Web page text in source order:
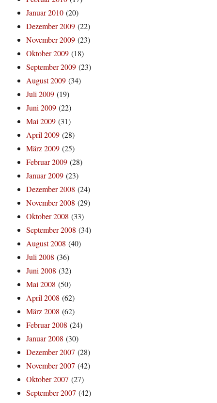
Januar 2010 (20)
Dezember 2009 (22)
November 2009 (23)
Oktober 2009 (18)
September 2009 (23)
August 2009 (34)
Juli 2009 (19)
Juni 2009 (22)
Mai 2009 (31)
April 2009 (28)
März 2009 (25)
Februar 2009 (28)
Januar 2009 (23)
Dezember 2008 (24)
November 2008 (29)
Oktober 2008 (33)
September 2008 (34)
August 2008 (40)
Juli 2008 (36)
Juni 2008 (32)
Mai 2008 (50)
April 2008 (62)
März 2008 (62)
Februar 2008 (24)
Januar 2008 (30)
Dezember 2007 (28)
November 2007 (42)
Oktober 2007 (27)
September 2007 (42)